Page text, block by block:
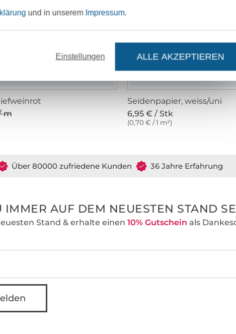
m
Seidenpapier, weiss/uni
6,95 € / Stk
(0,70 € / 1 m²)
Über 80000 zufriedene Kunden 36 Jahre Erfahrung
IMMER AUF DEM NEUESTEN STAND
Stand & erhalte einen 10% Gutschein als
und in unserem Impressum.
Einstellungen ALLE AKZEPTIEREN